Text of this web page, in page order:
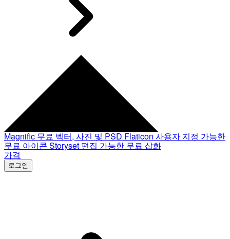
Magnific 무료 벡터, 사진 및 PSD Flaticon 사용자 지정 가능한
무료 아이콘 Storyset 편집 가능한 무료 삽화
가격
로그인